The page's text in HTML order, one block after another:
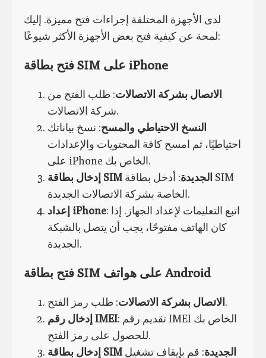
لدى الأجهزة المختلفة إجراءات فتح مميزة. إليك
لمحة عن كيفية فتح بعض الأجهزة الأكثر شيوعًا:
فتح بطاقة SIM على iPhone
الاتصال بشركة الاتصالات: طلب الفتح من
شركة الاتصالات.
النسخ الاحتياطي والمسح: نسخ بياناتك
احتياطيًا، ثم امسح كافة المحتويات والإعدادات
على iPhone الخاص بك.
إدخال بطاقة SIM الجديدة: أدخل بطاقة SIM
الخاصة بشركة الاتصالات الجديدة.
إعداد iPhone: اتبع التعليمات لإعداد الجهاز. إذا
كان الهاتف مفتوحًا، يجب أن يتصل بالشبكة
الجديدة.
فتح بطاقة SIM على هواتف Android
الاتصال بشركة الاتصالات: طلب رمز الفتح.
إدخال رقم IMEI: تقديم رقم IMEI الخاص بك
للحصول على رمز الفتح.
إدخال بطاقة SIM الجديدة: قم بإيقاف تشغيل